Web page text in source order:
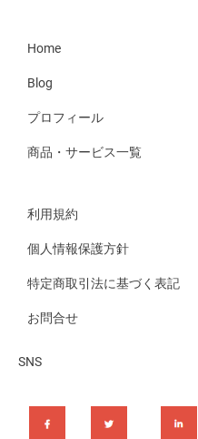
Home
Blog
プロフィール
商品・サービス一覧
利用規約
個人情報保護方針
特定商取引法に基づく表記
お問合せ
SNS